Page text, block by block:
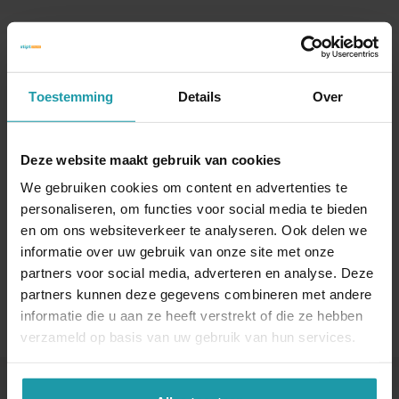
Toestemming Details Over
Deze website maakt gebruik van cookies
We gebruiken cookies om content en advertenties te
personaliseren, om functies voor social media te bieden
en om ons websiteverkeer te analyseren. Ook delen we
informatie over uw gebruik van onze site met onze
partners voor social media, adverteren en analyse. Deze
partners kunnen deze gegevens combineren met andere
informatie die u aan ze heeft verstrekt of die ze hebben
verzameld op basis van uw gebruik van hun services.
Blijf op de hoogte van het financiële nieuws
Schrijf je hieronder in voor onze maandelijkse
mailing.
E-mail adres*